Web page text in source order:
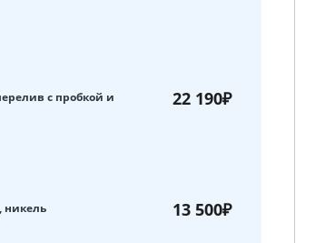
с пробкой и
22 190₽
никель 13 500₽